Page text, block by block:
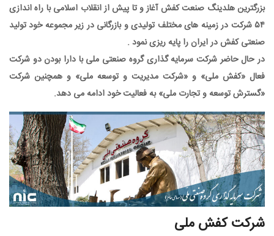
هلدینگ صنعت کفش آغاز و تا پیش از انقلاب اسلامی با راه اندازی
شرکت در زمینه های مختلف تولیدی و بازرگانی در زیر مجموعه خود تولید
کفش در ایران را پایه ریزی نمود .
حاضر شرکت سرمایه گذاری گروه صنعتی ملی با دارا بودن دو شرکت
«کفش ملی» و «شرکت مدیریت و توسعه ملی» و همچنین شرکت
توسعه و تجارت ملی» به فعالیت خود ادامه می دهد.
کفش ملی